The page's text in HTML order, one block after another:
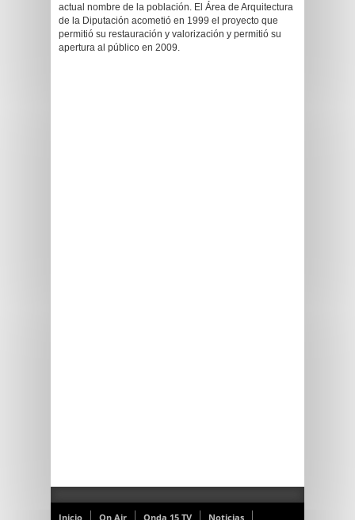
actual nombre de la población. El Área de Arquitectura
de la Diputación acometió en 1999 el proyecto que
permitió su restauración y valorización y permitió su
apertura al público en 2009.
Inicio On Air Onda 15 TV Noticias